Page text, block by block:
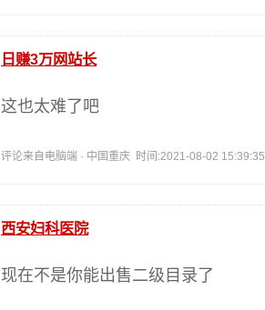
日赚3万网站长
这也太难了吧
评论来自电脑端 · 中国重庆 时间:2021-08-02 15:39:35
西安妇科医院
现在不是你能出售二级目录了